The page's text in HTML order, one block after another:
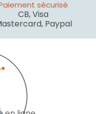
sécurisé
CB, Visa
Paypal